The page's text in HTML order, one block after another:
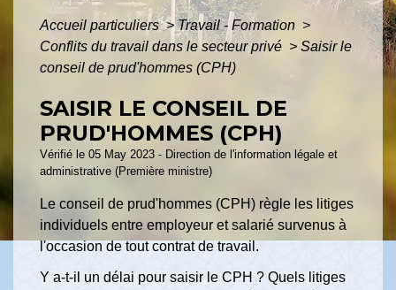
Accueil particuliers> Travail - Formation >
Conflits du travail dans le secteur privé > Saisir le
conseil de prud'hommes (CPH)
SAISIR LE CONSEIL DE
PRUD'HOMMES (CPH)
Vérifié le 05 May 2023 - Direction de l'information légale et
administrative (Première ministre)
Le conseil de prud'hommes (CPH) règle les litiges
individuels entre employeur et salarié survenus à
l'occasion de tout contrat de travail.
Y a-t-il un délai pour saisir le CPH ? Quels litiges